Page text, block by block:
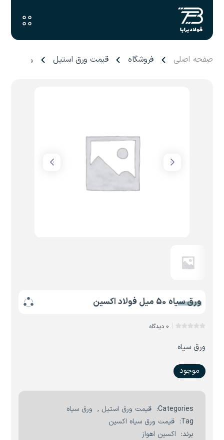
صفحه اصلی فروشگاه قیمت ورق استیل ورق سیاه ۵۰ میل فولاد اکسین
ورق سیاه 50 میل فولاد اکسین
0 دیدگاه
ورق سیاه
موجود
Categories: قیمت ورق استیل , ورق سیاه
Tag:
قیمت ورق سیاه اکسین
برند: اکسین اهواز